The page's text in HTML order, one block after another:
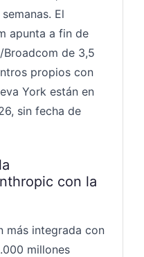
El
apunta a fin de
de 3,5
propios con
York están en
sin fecha de
con la
más integrada con
millones